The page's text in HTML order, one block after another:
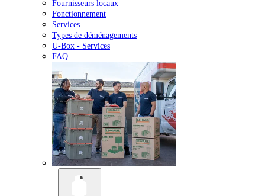
Fournisseurs locaux
Fonctionnement
Services
Types de déménagements
U-Box - Services
FAQ